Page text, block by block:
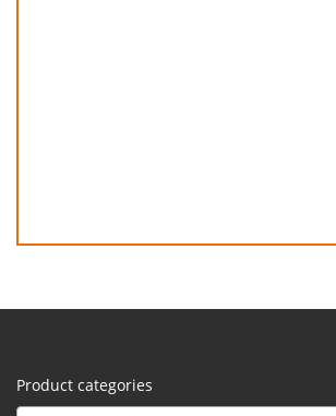
Product categories